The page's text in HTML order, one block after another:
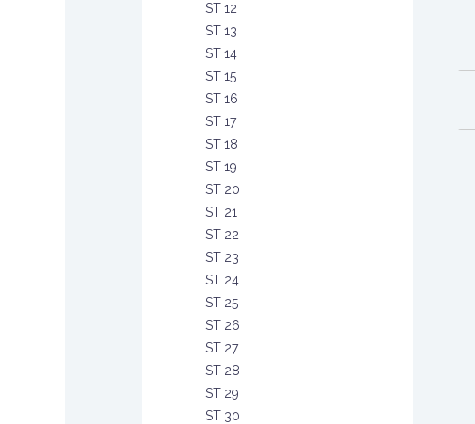
ST 12
ST 13
ST 14
ST 15
ST 16
ST 17
ST 18
ST 19
ST 20
ST 21
ST 22
ST 23
ST 24
ST 25
ST 26
ST 27
ST 28
ST 29
ST 30